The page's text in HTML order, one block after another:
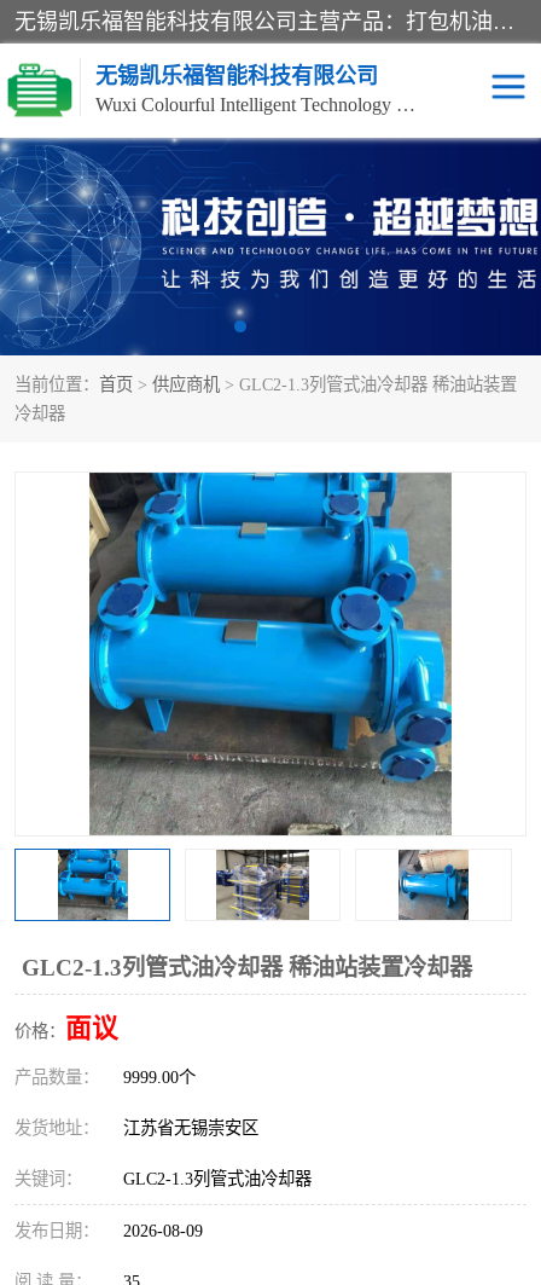
无锡凯乐福智能科技有限公司主营产品：打包机油泵、风冷式油冷却器、液压阀、液压泵、冷却器、过滤器及气动元器件。公司主导生产齿轮泵、齿轮马达、液压阀等产品。共计100多个系列、3000余种规格。覆盖了液压系统的动力元件、控制元件和执行元件，具备较强的成套供货、服务能力。
无锡凯乐福智能科技有限公司
Wuxi Colourful Intelligent Technology Co., Ltd
当前位置： 首页 > 供应商机 > GLC2-1.3列管式油冷却器 稀油站装置
冷却器
GLC2-1.3列管式油冷却器 稀油站装置冷却器
价格： 面议
产品数量： 9999.00个
发货地址： 江苏省无锡崇安区
关键词： GLC2-1.3列管式油冷却器
发布日期： 2026-08-09
齿轮泵 机床冷却泵
风冷式油冷却器 叶片泵
液压马达
柱塞泵 方向阀
高压球阀 电机
过滤器 列管式油冷却器